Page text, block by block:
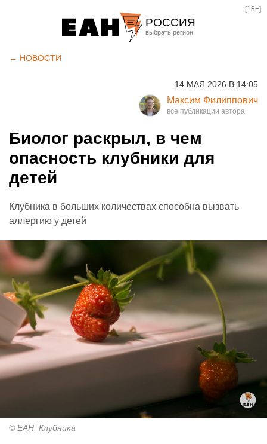
РОССИЯ
Курган
Оренбург
[18+]
← НОВОСТИ
14 МАЯ 2026 В 14:05
Максим Филиппович
Биолог раскрыл, в чем
опасность клубники для
детей
Клубника в больших количествах способна вызвать
аллергию у детей
© ЕАН. Клубника